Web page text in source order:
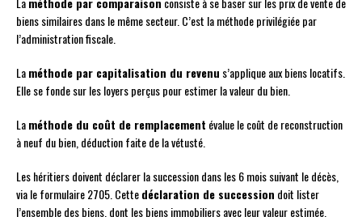
biens similaires dans le même secteur. C’est la méthode privilégiée par
l’administration fiscale.
Laméthode par capitalisation du revenu s’applique aux biens locatifs.
Elle se fonde sur les loyers perçus pour estimer la valeur du bien.
Laméthode du coût de remplacement évalue le coût de reconstruction
à neuf du bien, déduction faite de la vétusté.
Les héritiers doivent déclarer la succession dans les 6 mois suivant le décès,
via le formulaire 2705. Cettedéclaration de succession doit lister
l’ensemble des biens, dont les biens immobiliers avec leur valeur estimée.